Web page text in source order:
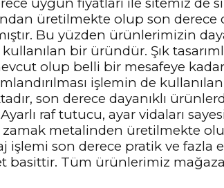
üretilmekte olup son derece
Bu yüzden ürünlerimizin
bir üründür. Şık
olup belli bir mesafeye
işlemin de
son derece dayanıklı
raf tutucu, ayar vidaları
metalinden üretilmekte
son derece pratik ve fazla
Tüm ürünlerimiz